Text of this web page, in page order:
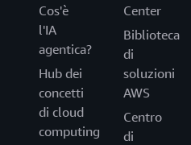
Cos'è
l'IA
agentica?
Hub dei
concetti
di cloud
computing
Center
Biblioteca
di
soluzioni
AWS
Centro
di